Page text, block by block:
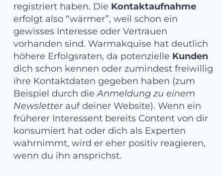
registriert haben. Die Kontaktaufnahme
erfolgt also “wärmer”, weil schon ein
gewisses Interesse oder Vertrauen
vorhanden sind. Warmakquise hat deutlich
höhere Erfolgsraten, da potenzielle Kunden
dich schon kennen oder zumindest freiwillig
ihre Kontaktdaten gegeben haben (zum
Beispiel durch dieAnmeldung zu einem
Newsletterauf deiner Website). Wenn ein
früherer Interessent bereits Content von dir
konsumiert hat oder dich als Experten
wahrnimmt, wird er eher positiv reagieren,
wenn du ihn ansprichst.